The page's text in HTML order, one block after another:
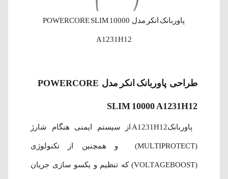
پاور‌بانک انکر مدل POWERCORE SLIM 10000
A1231H12
طراحی پاور‌بانک انکر مدل POWERCORE
SLIM 10000 A1231H12
پاور‌بانکA1231H12 از سیستم ایمنی هنگام شارژ
(MULTIPROTECT) و همچنین از تکنولوژی
(VOLTAGEBOOST) که تنظیم و یکسو سازی جریان